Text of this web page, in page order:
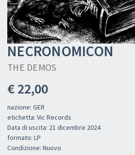
NECRONOMICON
THE DEMOS
€ 22,00
nazione: GER
etichetta: Vic Records
Data di uscita: 21 dicembre 2024
formato: LP
Condizione: Nuovo